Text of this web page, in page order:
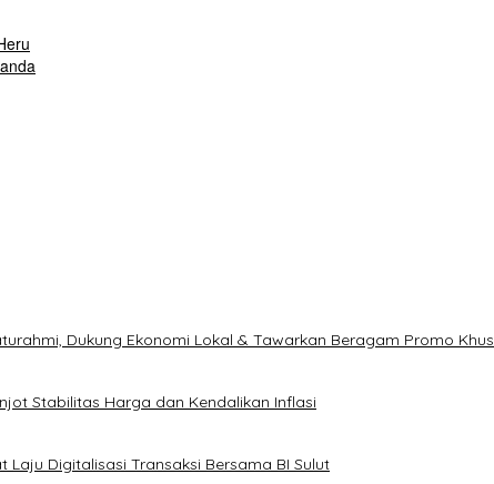
Dukung Ekonomi Lokal & Tawarkan Beragam Promo
Stabilitas Harga dan Kendalikan Inflasi
Digitalisasi Transaksi Bersama BI Sulut